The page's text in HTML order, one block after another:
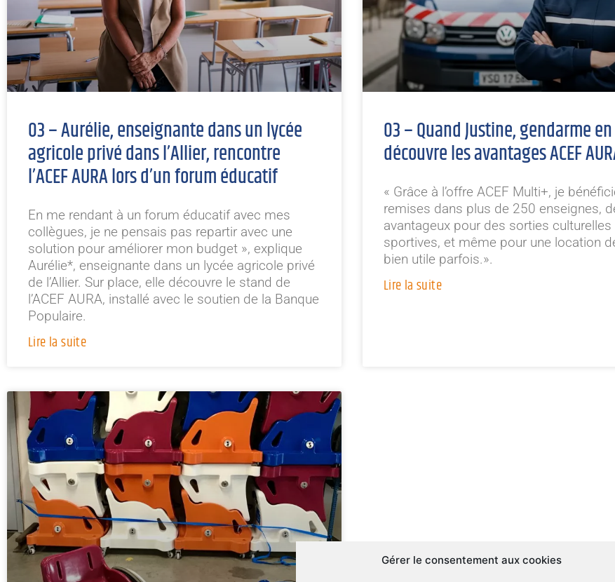
Gérer le consentement aux cookies
03 – Aurélie, enseignante dans un lycée
agricole privé dans l’Allier, rencontre
l’ACEF AURA lors d’un forum éducatif
En me rendant à un forum éducatif avec mes
collègues, je ne pensais pas repartir avec une
solution pour améliorer mon budget », explique
Aurélie*, enseignante dans un lycée agricole privé
de l’Allier. Sur place, elle découvre le stand de
l’ACEF AURA, installé avec le soutien de la Banque
Populaire.
Lire la suite
03 – Quand Justine, gendarme
découvre les avantages ACEF
« Grâce à l’offre ACEF Multi+, je
remises dans plus de 250 enseignes,
avantageux pour des sorties culturelles
sportives, et même pour une location
bien utile parfois.».
Lire la suite